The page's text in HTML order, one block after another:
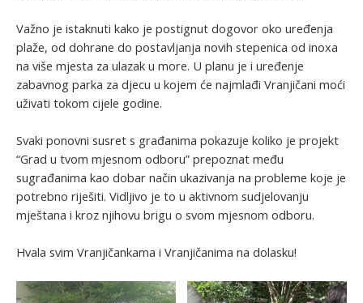
Važno je istaknuti kako je postignut dogovor oko uređenja
plaže, od dohrane do postavljanja novih stepenica od inoxa
na više mjesta za ulazak u more. U planu je i uređenje
zabavnog parka za djecu u kojem će najmlađi Vranjičani moći
uživati tokom cijele godine.
Svaki ponovni susret s građanima pokazuje koliko je projekt
“Grad u tvom mjesnom odboru” prepoznat među
sugrađanima kao dobar način ukazivanja na probleme koje je
potrebno riješiti. Vidljivo je to u aktivnom sudjelovanju
mještana i kroz njihovu brigu o svom mjesnom odboru.
Hvala svim Vranjičankama i Vranjičanima na dolasku!